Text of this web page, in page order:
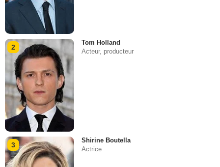
2
Tom Holland
Acteur, producteur
3
Shirine Boutella
Actrice